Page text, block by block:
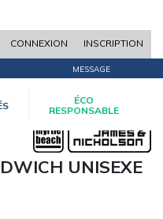
CONNEXION INSCRIPTION
MESSAGE
ÉCO
RESPONSABLE
UNISEXE